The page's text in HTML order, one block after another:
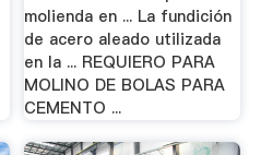
molienda en ... La fundición
de acero aleado utilizada
en la ... REQUIERO PARA
MOLINO DE BOLAS PARA
CEMENTO ...